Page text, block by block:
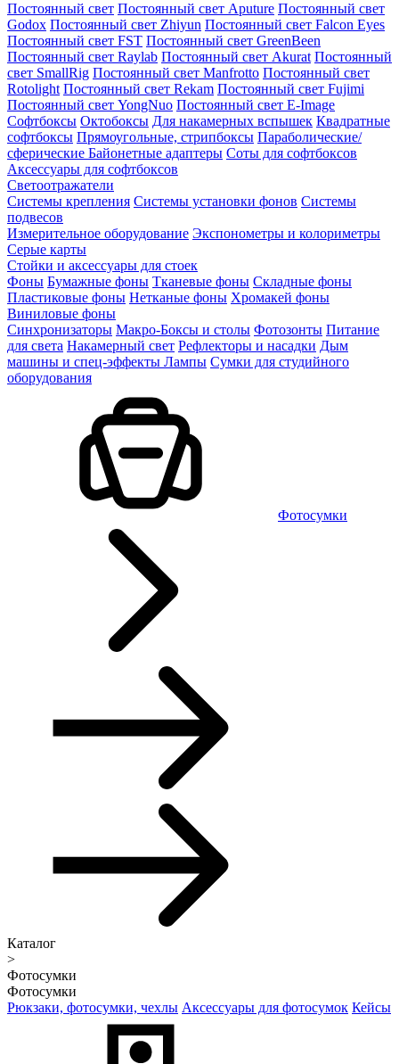
Постоянный свет Постоянный свет Aputure Постоянный свет
Godox Постоянный свет Zhiyun Постоянный свет Falcon Eyes
Постоянный свет FST Постоянный свет GreenBeen
Постоянный свет Raylab Постоянный свет Akurat Постоянный
свет SmallRig Постоянный свет Manfrotto Постоянный свет
Rotolight Постоянный свет Rekam Постоянный свет Fujimi
Постоянный свет YongNuo Постоянный свет E-Image
Софтбоксы Октобоксы Для накамерных вспышек Квадратные
софтбоксы Прямоугольные, стрипбоксы Параболические/
сферические Байонетныe адаптеры Соты для софтбоксов
Аксессуары для софтбоксов
Светоотражатели
Системы крепления Системы установки фонов Системы
подвесов
Измерительное оборудование Экспонометры и колориметры
Серые карты
Стойки и аксессуары для стоек
Фоны Бумажные фоны Тканевые фоны Складные фоны
Пластиковые фоны Нетканые фоны Хромакей фоны
Виниловые фоны
Синхронизаторы Макро-Боксы и столы Фотозонты Питание
для света Накамерный свет Рефлекторы и насадки Дым
машины и спец-эффекты Лампы Сумки для студийного
оборудования
Фотосумки
Каталог
>
Фотосумки
Фотосумки
Рюкзаки, фотосумки, чехлы Аксессуары для фотосумок Кейсы